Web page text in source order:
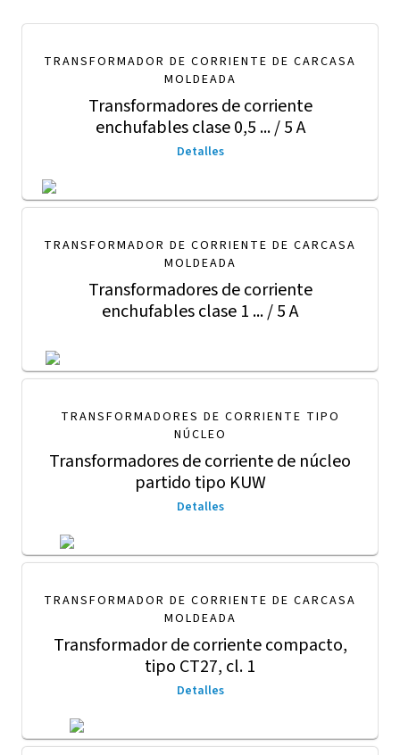
TRANSFORMADOR DE CORRIENTE DE CARCASA
MOLDEADA
Transformadores de corriente
enchufables clase 0,5 ... / 5 A
Detalles
TRANSFORMADOR DE CORRIENTE DE CARCASA
MOLDEADA
Transformadores de corriente
enchufables clase 1 ... / 5 A
TRANSFORMADORES DE CORRIENTE TIPO
NÚCLEO
Transformadores de corriente de núcleo
partido tipo KUW
Detalles
TRANSFORMADOR DE CORRIENTE DE CARCASA
MOLDEADA
Transformador de corriente compacto,
tipo CT27, cl. 1
Detalles